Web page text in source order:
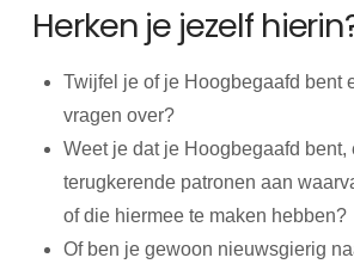
Herken je jezelf
Twijfel je of je Hoogbegaafd bent
vragen over?
Weet je dat je Hoogbegaafd bent,
terugkerende patronen aan
of die hiermee te maken hebben?
Of ben je gewoon nieuwsgierig